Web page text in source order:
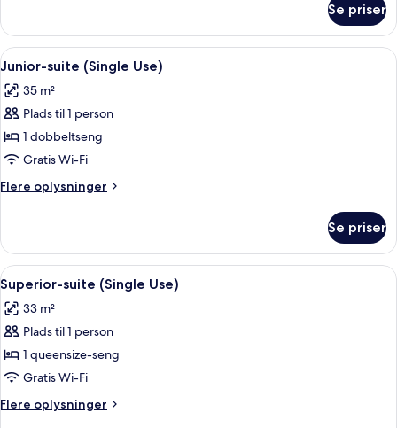
-
balkon
værelse
til
3
balkon
Se priser
Indlæs
alle
billeder
af
Junior-
suite
(Single
Use)
Et moderne hotelværelse med en
6
Junior-suite (Single Use)
35 m²
Plads til 1 person
1 dobbeltseng
Gratis Wi-Fi
Flere oplysninger
Flere
suite
(Single
Use)
Se priser
Indlæs
alle
billeder
af
Superior-
suite
(Single
Use)
Et moderne hotelværelse med et
7
Superior-suite (Single Use)
33 m²
Plads til 1 person
1 queensize-seng
Gratis Wi-Fi
Flere oplysninger
Flere